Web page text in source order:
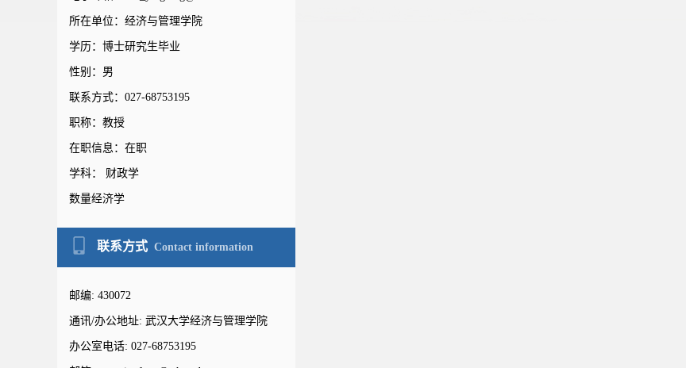
所在单位：经济与管理学院
学历：博士研究生毕业
性别：男
联系方式：027-68753195
职称：教授
在职信息：在职
学科： 财政学
数量经济学
联系方式 Contact information
邮编: 430072
通讯/办公地址: 武汉大学经济与管理学院
办公室电话: 027-68753195